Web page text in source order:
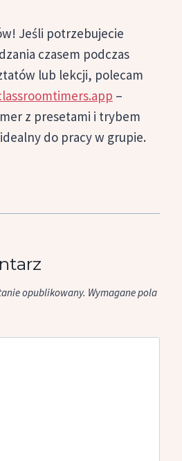
Jeśli potrzebujecie
czasem podczas
lub lekcji, polecam
–
z presetami i trybem
do pracy w grupie.
opublikowany. Wymagane pola